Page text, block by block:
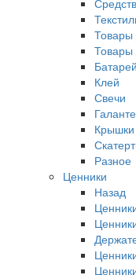
Товары
Товары
Клей
Свечи
Крышки
Разное
Ценники
Назад